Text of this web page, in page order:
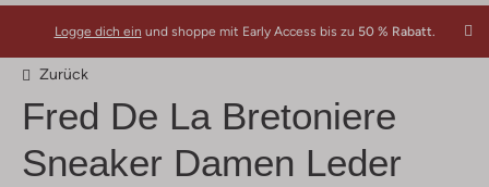
Logge dich ein und shoppe mit Early Access bis zu 50 % Rabatt.
Zurück
Fred De La Bretoniere
Sneaker Damen Leder